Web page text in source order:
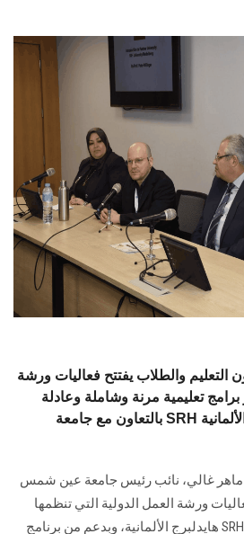
التعليم والطلاب يفتتح فعاليات ورشة
تعليمية مرنة وشاملة وعادلة
بالتعاون مع جامعة SRH هايدلبرج الألمانية والهيئة الألمانية
ماهر غالي، نائب رئيس جامعة عين شمس
ورشة العمل الدولية التي تنظمها
الجامعة بالتعاون مع جامعة SRH هايدلبرج الألمانية، وبدعم من برنامج